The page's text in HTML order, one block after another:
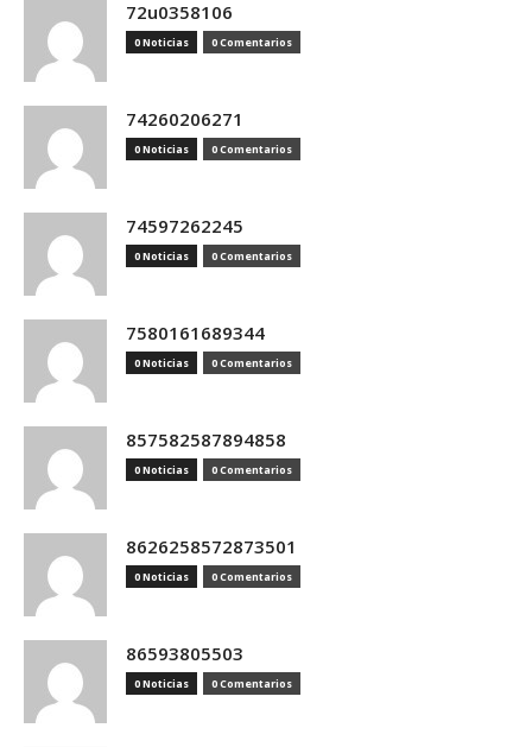
72u0358106
0 Noticias 0 Comentarios
74260206271
0 Noticias 0 Comentarios
74597262245
0 Noticias 0 Comentarios
7580161689344
0 Noticias 0 Comentarios
857582587894858
0 Noticias 0 Comentarios
8626258572873501
0 Noticias 0 Comentarios
86593805503
0 Noticias 0 Comentarios